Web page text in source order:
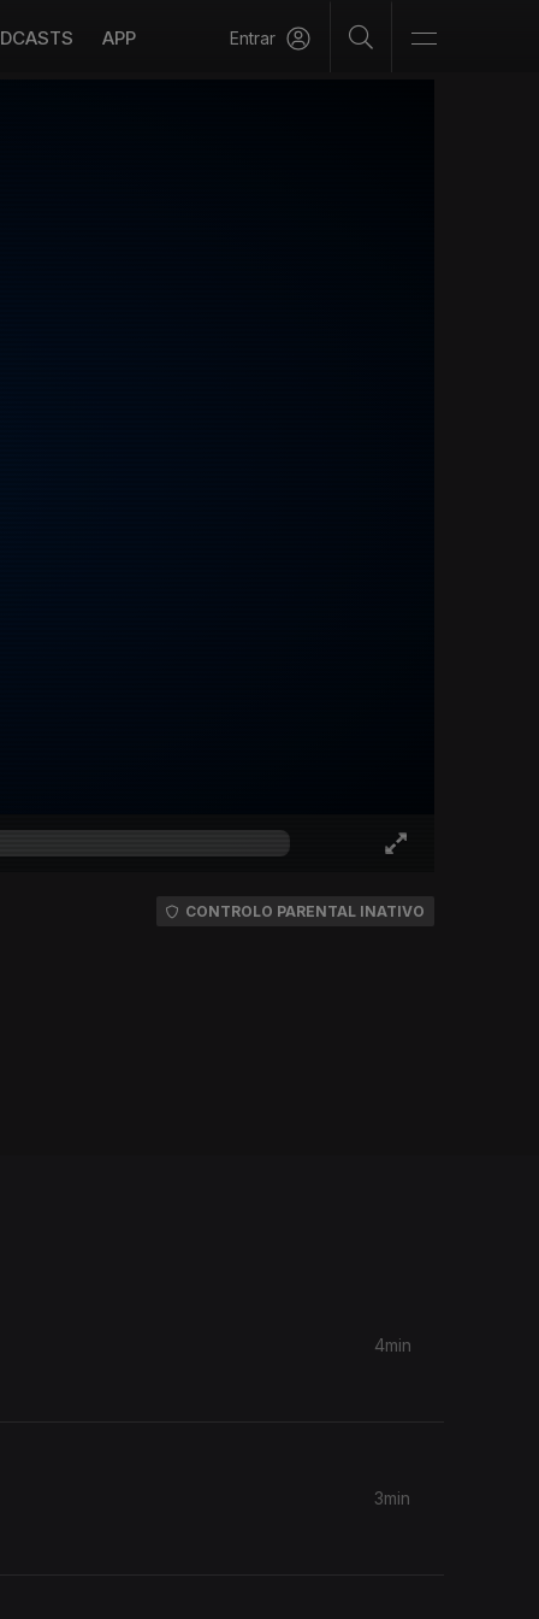
APP Entrar
CONTROLO PARENTAL INATIVO
4min
3min